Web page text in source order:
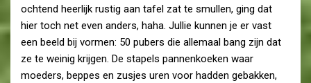
ochtend heerlijk rustig aan tafel zat te smullen, ging dat
hier toch net even anders, haha. Jullie kunnen je er vast
een beeld bij vormen: 50 pubers die allemaal bang zijn dat
ze te weinig krijgen. De stapels pannenkoeken waar
moeders, beppes en zusjes uren voor hadden gebakken,